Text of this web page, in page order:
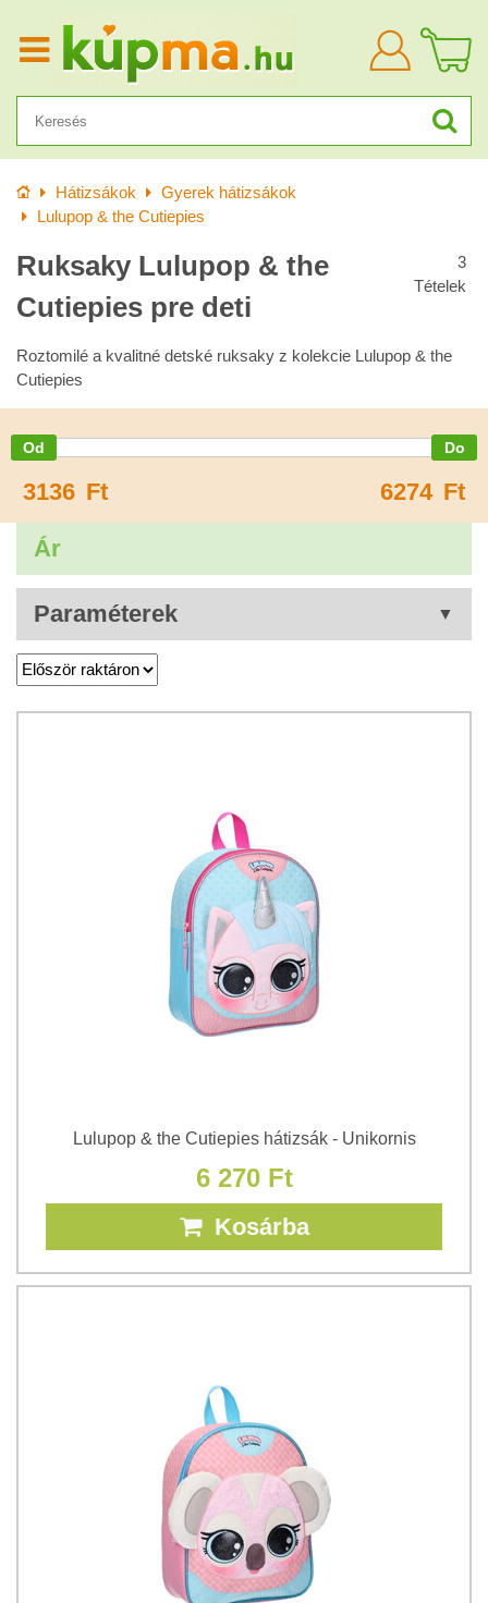
KezdőlapHátizsákok
Gyerek hátizsákok
Lulupop & the Cutiepies
Ruksaky Lulupop & the
Cutiepies pre deti
3
Tételek
Roztomilé a kvalitné detské ruksaky z kolekcie Lulupop & the
Cutiepies
3136 Ft 6274 Ft
Ár
Paraméterek
Lulupop & the Cutiepies hátizsák - Unikornis
6 270 Ft
Kosárba